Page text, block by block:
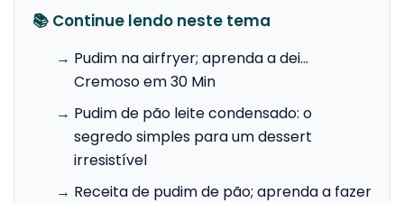
📚 Continue lendo neste tema
→ Pudim na airfryer; aprenda a dei…
Cremoso em 30 Min
→ Pudim de pão leite condensado: o
segredo simples para um dessert
irresistível
→ Receita de pudim de pão; aprenda a fazer